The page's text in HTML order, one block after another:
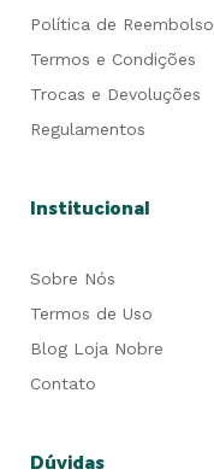
Política de Reembolso
Termos e Condições
Trocas e Devoluções
Regulamentos
Institucional
Sobre Nós
Termos de Uso
Blog Loja Nobre
Contato
Dúvidas